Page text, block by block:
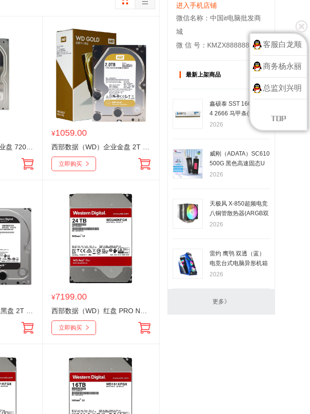
¥1059.00
立即购买
¥7199.00
立即购买
进入手机店铺
微信名称：中国it电脑批发商
城
微 信 号：KMZX888888
最新上架商品
鑫硕泰 SST 16G DDR
4 2666 马甲条(C19) 台
式电脑内存条 昆明内存
2026
威刚（ADATA）SC610
500G 黑色高速固态U
盘移动 大容量优盘 读
2026
天极风 X-850超频电竞
八铜管散热器(ARGB双
塔黑色版)
2026
雷灼 鹰鸮 双透（蓝）
电竞台式电脑异形机箱
2026
更多》
客服白龙顺
商务杨永丽
总监刘兴明